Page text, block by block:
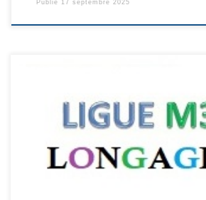
Publié 17 septembre 2025
Résultats du 27 septembre à Longages
2025 LONGAGES 31 Journée 2 – 12 Octobre
Journée 3 – 13 Décembre 2025 Toulouse
Février 2026 Montauban 82 Journée 5 – 7